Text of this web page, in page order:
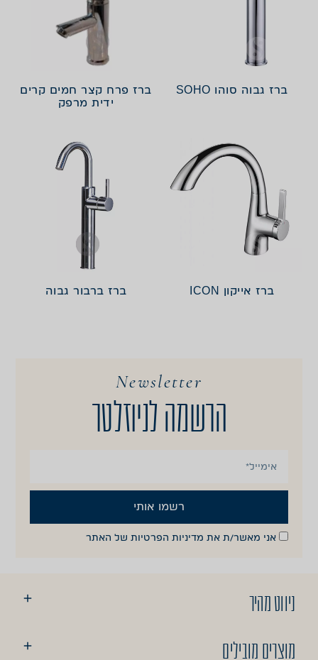
ברז גבוה סוהו SOHO
ברז פרח קצר חמים קרים
ידית מרפק
ברז אייקון ICON ברז ברבור גבוה
Newsletter
הרשמה לניוזלטר
אני מאשר/ת את מדיניות הפרטיות של האתר
רשמו אותי
ניווט מהיר
מוצרים מובילים